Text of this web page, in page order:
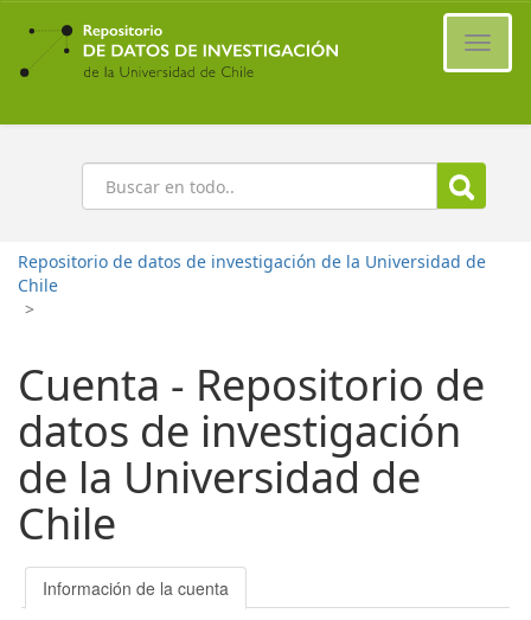
Ir
contenido
principal
Buscar
Repositorio de datos de investigación de la Universidad de
Chile
>
Cuenta - Repositorio de
datos de investigación
de la Universidad de
Chile
Información de la cuenta